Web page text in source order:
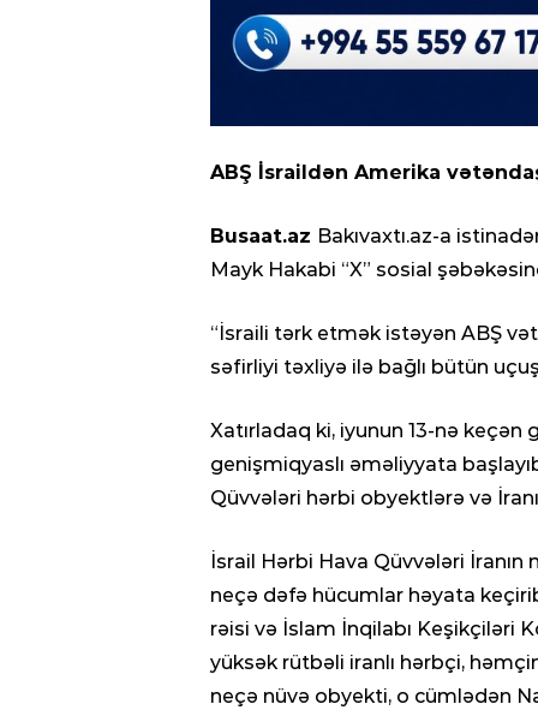
ABŞ İsraildən Amerika
Busaat.az Bakıvaxtı.az-a
Mayk Hakabi “X” sosial
“İsraili tərk etmək istəyən ABŞ
səfirliyi təxliyə ilə bağlı bütün
Xatırladaq ki, iyunun 13-nə keçən
genişmiqyaslı əməliyyata
Qüvvələri hərbi obyektlərə və
İsrail Hərbi Hava Qüvvələri
neçə dəfə hücumlar həyata
rəisi və İslam İnqilabı Keşikçiləri
yüksək rütbəli iranlı hərbçi,
neçə nüvə obyekti, o cümlədən